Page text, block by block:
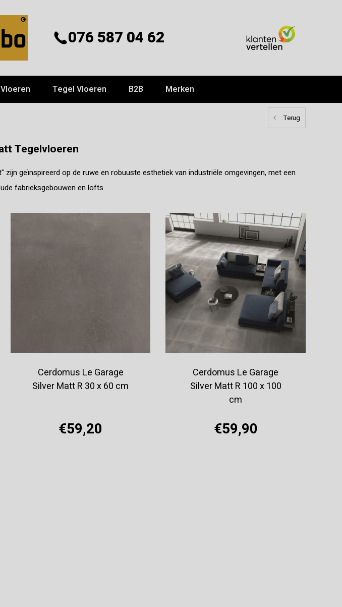
076 587 04 62
Tegel Vloeren B2B Merken
Terug
Tegelvloeren
zijn geïnspireerd op de ruwe en robuuste esthetiek van industriële omgevingen, met een
fabrieksgebouwen en lofts.
Cerdomus Le Garage
Silver Matt R 30 x 60 cm
€59,20
Cerdomus Le Garage
Silver Matt R 100 x 100
cm
€59,90